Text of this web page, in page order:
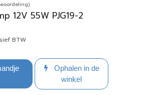
12V 55W PJG19-2
BTW
Ophalen in de
winkel